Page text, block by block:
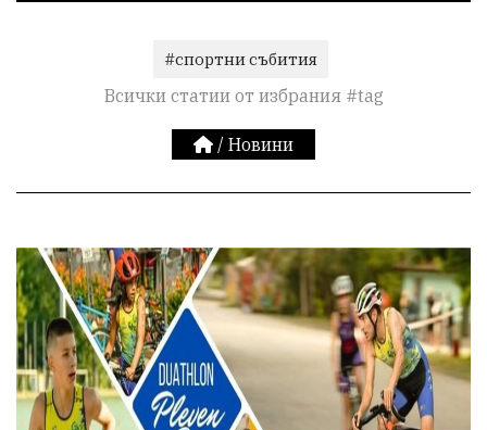
#спортни събития
Всички статии от избрания #tag
/ Новини